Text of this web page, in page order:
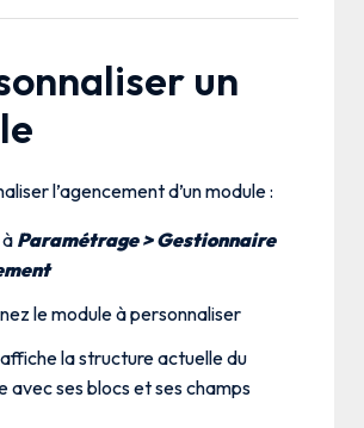
un
l’agencement d’un module :
Paramétrage > Gestionnaire
le module à personnaliser
affiche la structure actuelle du
avec ses blocs et ses champs